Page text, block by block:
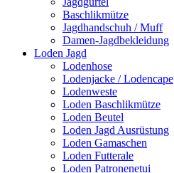
Baschlikmütze
Jagdhandschuh / Muff
Damen-Jagdbekleidung
Loden Jagd
Lodenhose
Lodenjacke / Lodencape
Lodenweste
Loden Baschlikmütze
Loden Beutel
Loden Jagd Ausrüstung
Loden Gamaschen
Loden Futterale
Loden Patronenetui